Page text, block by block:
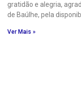
gratidão e alegria,
de Baúlhe, pela
Ver Mais »